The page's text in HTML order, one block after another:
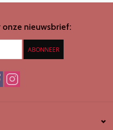
nieuwsbrief:
ABONNEER